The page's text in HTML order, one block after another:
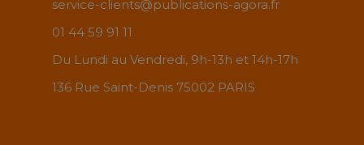
service-clients@publications-agora.fr
01 44 59 91 11
Du Lundi au Vendredi, 9h-13h et 14h-17h
136 Rue Saint-Denis 75002 PARIS